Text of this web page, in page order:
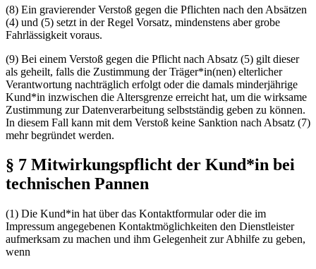
(8) Ein gravierender Verstoß gegen die Pflichten nach den Absätzen
(4) und (5) setzt in der Regel Vorsatz, mindenstens aber grobe
Fahrlässigkeit voraus.
(9) Bei einem Verstoß gegen die Pflicht nach Absatz (5) gilt dieser
als geheilt, falls die Zustimmung der Träger*in(nen) elterlicher
Verantwortung nachträglich erfolgt oder die damals minderjährige
Kund*in inzwischen die Altersgrenze erreicht hat, um die wirksame
Zustimmung zur Datenverarbeitung selbstständig geben zu können.
In diesem Fall kann mit dem Verstoß keine Sanktion nach Absatz (7)
mehr begründet werden.
§ 7 Mitwirkungspflicht der Kund*in bei
technischen Pannen
(1) Die Kund*in hat über das Kontaktformular oder die im
Impressum angegebenen Kontaktmöglichkeiten den Dienstleister
aufmerksam zu machen und ihm Gelegenheit zur Abhilfe zu geben,
wenn